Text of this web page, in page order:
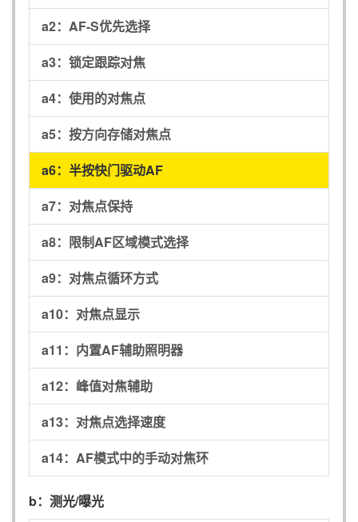
a2： AF-S优先选择
a3： 锁定跟踪对焦
a4： 使用的对焦点
a5： 按方向存储对焦点
a6： 半按快门驱动AF
a7： 对焦点保持
a8： 限制AF区域模式选择
a9： 对焦点循环方式
a10： 对焦点显示
a11： 内置AF辅助照明器
a12： 峰值对焦辅助
a13： 对焦点选择速度
a14： AF模式中的手动对焦环
b： 测光/曝光